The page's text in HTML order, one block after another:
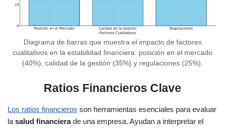
Diagrama de barras que muestra el impacto de factores
cualitativos en la estabilidad financiera: posición en el mercado
(40%), calidad de la gestión (35%) y regulaciones (25%).
Ratios Financieros Clave
Los ratios financieros son herramientas esenciales para evaluar
la salud financierade una empresa. Ayudan a interpretar el